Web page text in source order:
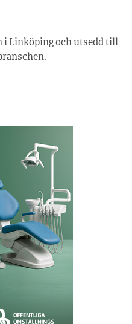
i Linköping och utsedd till